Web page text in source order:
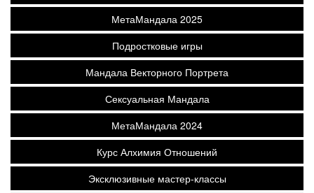
МетаМандала 2025
Подростковые игры
Мандала Векторного Портрета
Сексуальная Мандала
МетаМандала 2024
Курс Алхимия Отношений
Эксклюзивные мастер-классы